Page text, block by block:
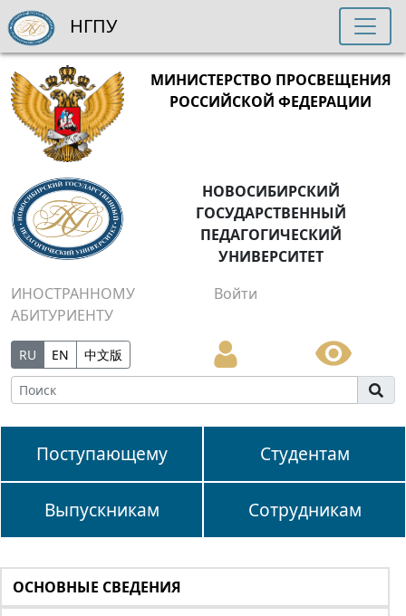
МИНИСТЕРСТВО ПРОСВЕЩЕНИЯ
РОССИЙСКОЙ ФЕДЕРАЦИИ
НОВОСИБИРСКИЙ
ГОСУДАРСТВЕННЫЙ
ПЕДАГОГИЧЕСКИЙ
УНИВЕРСИТЕТ
ИНОСТРАННОМУ
АБИТУРИЕНТУ
Войти
RU EN 中文版
Поступающему Студентам
Выпускникам Сотрудникам
НГПУ
ОСНОВНЫЕ СВЕДЕНИЯ